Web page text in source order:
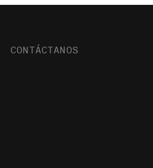
CONTÁCTANOS